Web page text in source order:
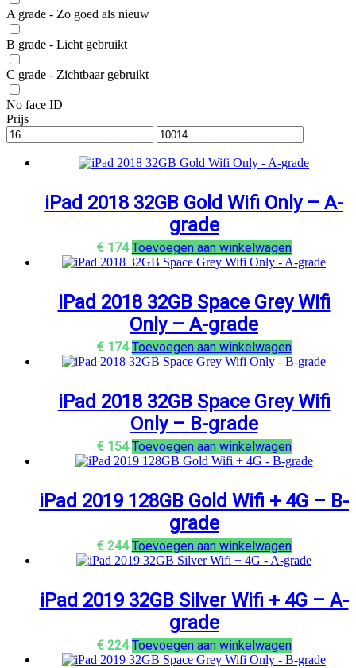
A grade - Zo goed als nieuw
B grade - Licht gebruikt
C grade - Zichtbaar gebruikt
No face ID
Prijs
iPad 2018 32GB Gold Wifi Only – A-
grade
€174 Toevoegen aan winkelwagen
iPad 2018 32GB Space Grey Wifi
Only – A-grade
€174 Toevoegen aan winkelwagen
iPad 2018 32GB Space Grey Wifi
Only – B-grade
€154 Toevoegen aan winkelwagen
iPad 2019 128GB Gold Wifi + 4G – B-
grade
€244 Toevoegen aan winkelwagen
iPad 2019 32GB Silver Wifi + 4G – A-
grade
€224 Toevoegen aan winkelwagen